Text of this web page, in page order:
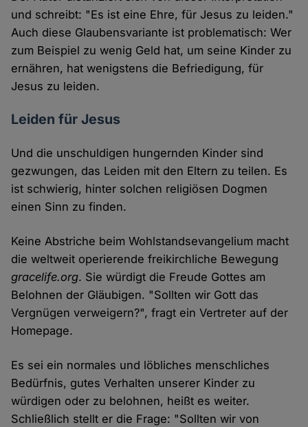
und schreibt: "Es ist eine Ehre, für Jesus zu leiden."
Auch diese Glaubensvariante ist problematisch: Wer
zum Beispiel zu wenig Geld hat, um seine Kinder zu
ernähren, hat wenigstens die Befriedigung, für
Jesus zu leiden.
Leiden für Jesus
Und die unschuldigen hungernden Kinder sind
gezwungen, das Leiden mit den Eltern zu teilen. Es
ist schwierig, hinter solchen religiösen Dogmen
einen Sinn zu finden.
Keine Abstriche beim Wohlstandsevangelium macht
die weltweit operierende freikirchliche Bewegung
gracelife.org. Sie würdigt die Freude Gottes am
Belohnen der Gläubigen. "Sollten wir Gott das
Vergnügen verweigern?", fragt ein Vertreter auf der
Homepage.
Es sei ein normales und löbliches menschliches
Bedürfnis, gutes Verhalten unserer Kinder zu
würdigen oder zu belohnen, heißt es weiter.
Schließlich stellt er die Frage: "Sollten wir von